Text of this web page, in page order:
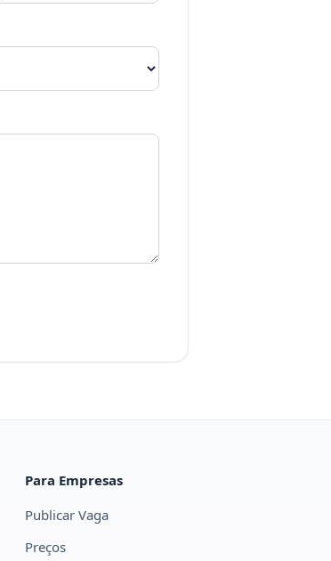
Para Empresas
Publicar Vaga
Preços